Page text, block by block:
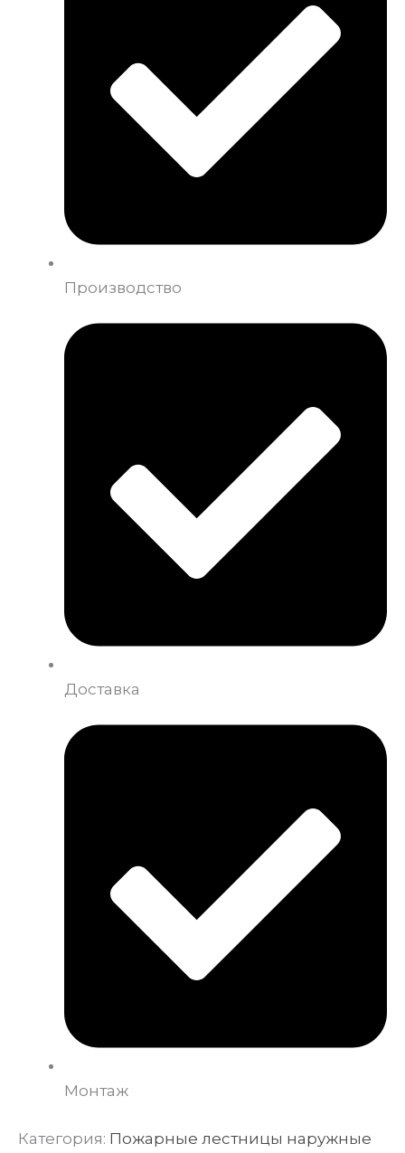
Производство
Доставка
Монтаж
Категория: Пожарные лестницы наружные